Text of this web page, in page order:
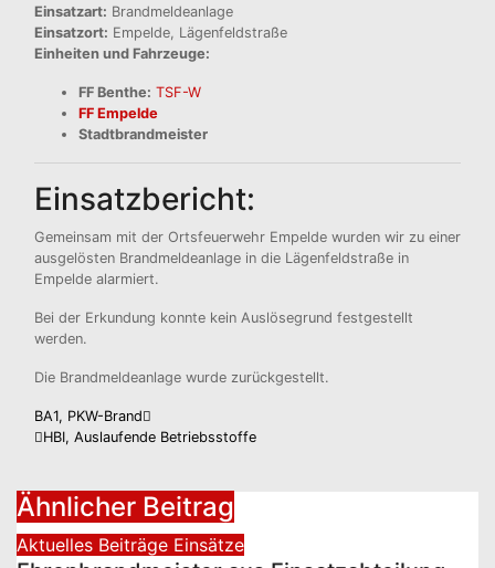
Einsatzart: Brandmeldeanlage
Einsatzort: Empelde, Lägenfeldstraße
Einheiten und Fahrzeuge:
FF Benthe: TSF-W
FF Empelde
Stadtbrandmeister
Einsatzbericht:
Gemeinsam mit der Ortsfeuerwehr Empelde wurden wir zu einer
ausgelösten Brandmeldeanlage in die Lägenfeldstraße in
Empelde alarmiert.
Bei der Erkundung konnte kein Auslösegrund festgestellt
werden.
Die Brandmeldeanlage wurde zurückgestellt.
Beitragsnavigation
BA1, PKW-Brand
HBI, Auslaufende Betriebsstoffe
Ähnlicher Beitrag
Aktuelles Beiträge Einsätze